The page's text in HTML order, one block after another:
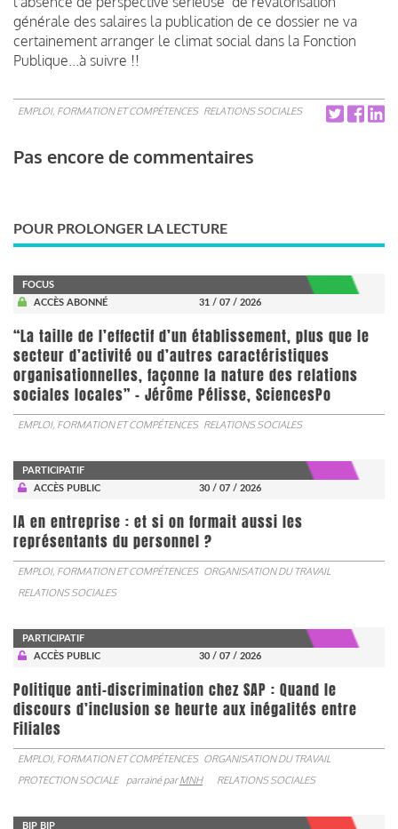
générale des salaires la publication de ce dossier ne va
certainement arranger le climat social dans la Fonction
Publique...à suivre !!
EMPLOI, FORMATION ET COMPÉTENCES RELATIONS SOCIALES
Pas encore de commentaires
POUR PROLONGER LA LECTURE
FOCUS
ACCÈS ABONNÉ
31 / 07 / 2026
“La taille de l’effectif d’un établissement, plus que le
secteur d’activité ou d’autres caractéristiques
organisationnelles, façonne la nature des relations
sociales locales” - Jérôme Pélisse, SciencesPo
EMPLOI, FORMATION ET COMPÉTENCES RELATIONS SOCIALES
PARTICIPATIF
ACCÈS PUBLIC
30 / 07 / 2026
IA en entreprise : et si on formait aussi les
représentants du personnel ?
EMPLOI, FORMATION ET COMPÉTENCES ORGANISATION DU TRAVAIL
RELATIONS SOCIALES
PARTICIPATIF
ACCÈS PUBLIC
30 / 07 / 2026
Politique anti-discrimination chez SAP : Quand le
discours d’inclusion se heurte aux inégalités entre
Filiales
EMPLOI, FORMATION ET COMPÉTENCES ORGANISATION DU TRAVAIL
PROTECTION SOCIALE
parrainé parMNH RELATIONS SOCIALES
BIP BIP